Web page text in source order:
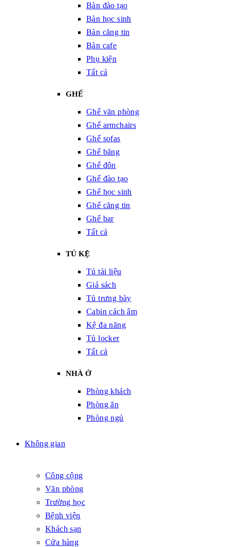
Bàn đào tạo
Bàn học sinh
Bàn căng tin
Bàn cafe
Phụ kiện
Tất cả
GHẾ
Ghế văn phòng
Ghế armchairs
Ghế sofas
Ghế băng
Ghế đôn
Ghế đào tạo
Ghế học sinh
Ghế căng tin
Ghế bar
Tất cả
TỦ KỆ
Tủ tài liệu
Giá sách
Tủ trưng bày
Cabin cách âm
Kệ đa năng
Tủ locker
Tất cả
NHÀ Ở
Phòng khách
Phòng ăn
Phòng ngủ
Không gian
Công cộng
Văn phòng
Trường học
Bệnh viện
Khách sạn
Cửa hàng